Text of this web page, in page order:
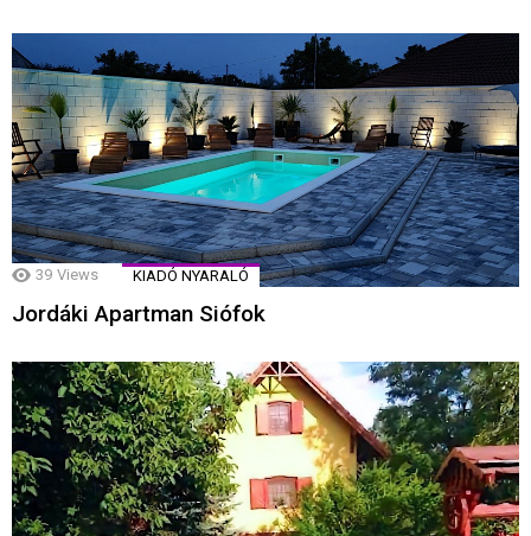
39 Views KIADÓ NYARALÓ
Jordáki Apartman Siófok